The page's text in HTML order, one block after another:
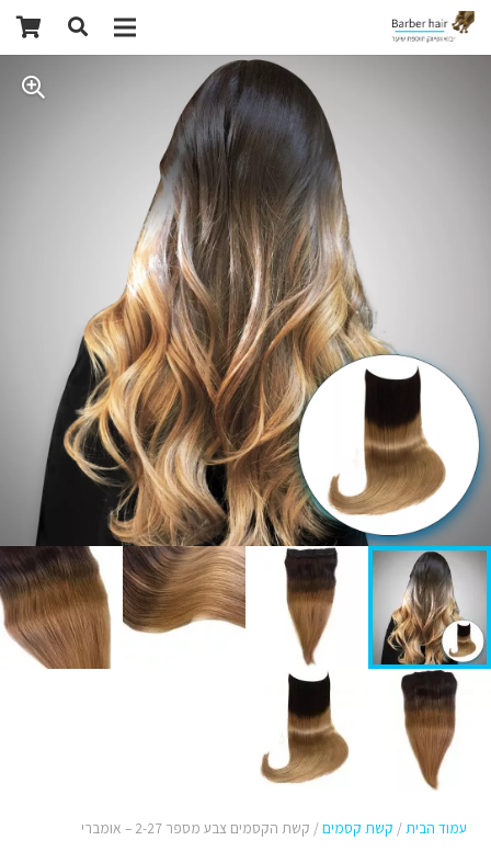
עמוד הבית / קשת קסמים/ קשת הקסמים צבע מספר 2-27 – אומברי